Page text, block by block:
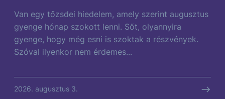
Van egy tőzsdei hiedelem, amely szerint augusztus
gyenge hónap szokott lenni. Sőt, olyannyira
gyenge, hogy még esni is szoktak a részvények.
Szóval ilyenkor nem érdemes...
2026. augusztus 3.